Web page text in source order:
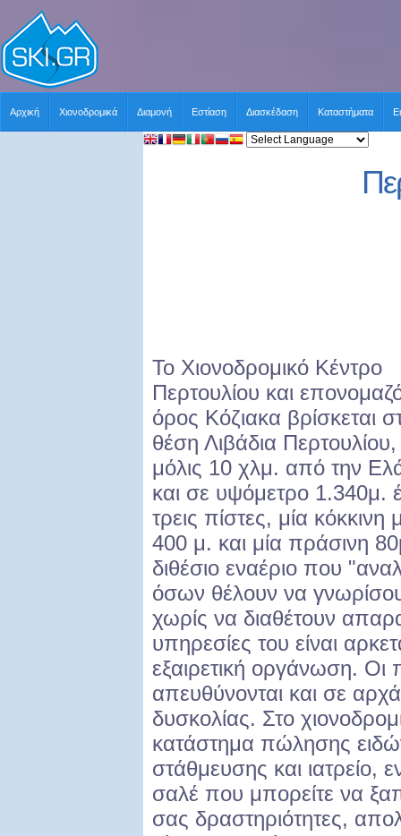
Αρχική Χιονοδρομικά Διαμονή Εστίαση Διασκέδαση Καταστήματα
Το Χιονοδρομικό Κέντρο
Περτουλίου και
όρος Κόζιακα βρίσκεται
θέση Λιβάδια Περτουλίου,
μόλις 10 χλμ. από την
και σε υψόμετρο 1.340μ.
τρεις πίστες, μία
400 μ. και μία πράσινη
διθέσιο εναέριο που
όσων θέλουν να
χωρίς να διαθέτουν
υπηρεσίες του είναι
εξαιρετική οργάνωση. Οι
απευθύνονται και σε
δυσκολίας. Στο
κατάστημα πώλησης
στάθμευσης και ιατρείο,
σαλέ που μπορείτε να
σας δραστηριότητες,